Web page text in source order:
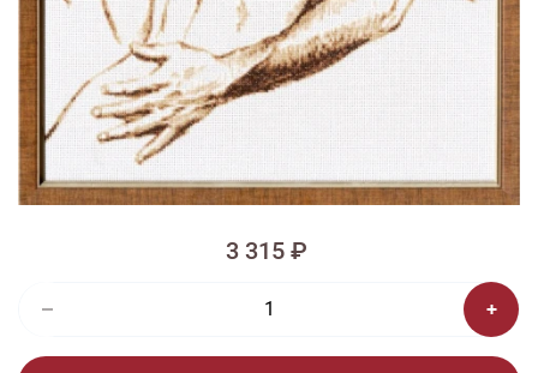
Изображения и цвет представленного товара могут незначительно
отличаться от оригинала продукции, взависимости от разрешения и
настроек вашего монитора, а также условий освещения при съемке
Вышивка ГТ-039 Дуэт
3 315 ₽